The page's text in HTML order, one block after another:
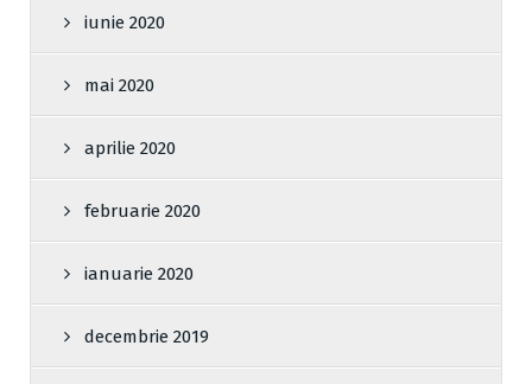
iunie 2020
mai 2020
aprilie 2020
februarie 2020
ianuarie 2020
decembrie 2019